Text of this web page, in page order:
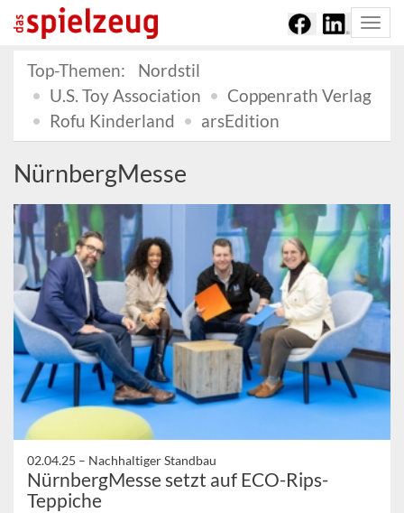
Top-Themen:
Nordstil
U.S. Toy Association
Coppenrath Verlag
Rofu Kinderland
arsEdition
NürnbergMesse
02.04.25 – Nachhaltiger Standbau
NürnbergMesse setzt auf ECO-Rips-
Teppiche